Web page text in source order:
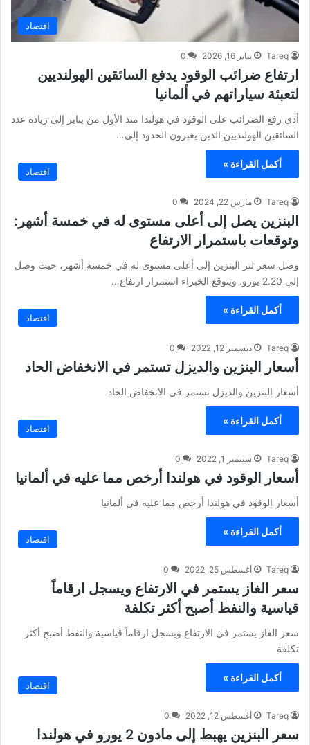
اقتصاد
Tareq يناير 16, 2026 0
ارتفاع ضرائب الوقود يدفع السائقين الهولنديين
لتعبئة سياراتهم في ألمانيا
أدى رفع الضرائب على الوقود في هولندا منذ الأول من يناير إلى زيادة عدد
السائقين الهولنديين الذين يعبرون الحدود إلى…
أكمل القراءة »
اقتصاد
Tareq مارس 22, 2024 0
البنزين يصل إلى أعلى مستوى له في خمسة أشهر:
وتوقعات باستمرار الارتفاع
وصل سعر لتر البنزين إلى أعلى مستوى له في خمسة أشهر، حيث وصل
إلى 2.20 يورو. ويتوقع الخبراء استمرار ارتفاع…
أكمل القراءة »
اقتصاد
Tareq ديسمبر 12, 2022 0
أسعار البنزين والديزل تستمر في الانخفاض الحاد
أسعار البنزين والديزل تستمر في الانخفاض الحاد
أكمل القراءة »
اقتصاد
Tareq سبتمبر 1, 2022 0
أسعار الوقود في هولندا أرخص مما عليه في ألمانيا
أسعار الوقود في هولندا أرخص مما عليه في ألمانيا
أكمل القراءة »
اقتصاد
Tareq أغسطس 25, 2022 0
سعر الغاز يستمر في الارتفاع ويسجل ارقاماً
قياسية والنفط أصبح أكثر تكلفة
سعر الغاز يستمر في الارتفاع ويسجل ارقاماً قياسية والنفط أصبح أكثر
تكلفة
أكمل القراءة »
اقتصاد
Tareq أغسطس 12, 2022 0
سعر البنزين يهبط إلى مادون 2 يورو في هولندا